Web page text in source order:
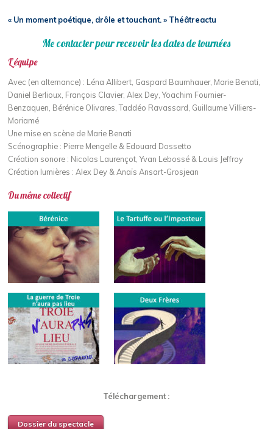
« Un moment poétique, drôle et touchant. » Théâtreactu
Me contacter pour recevoir les dates de tournées
L’équipe
Avec (en alternance) : Léna Allibert, Gaspard Baumhauer, Marie Benati,
Daniel Berlioux, François Clavier, Alex Dey, Yoachim Fournier-
Benzaquen, Bérénice Olivares, Taddéo Ravassard, Guillaume Villiers-
Moriamé
Une mise en scène de Marie Benati
Scénographie : Pierre Mengelle & Edouard Dossetto
Création sonore : Nicolas Laurençot, Yvan Lebossé & Louis Jeffroy
Création lumières : Alex Dey & Anaïs Ansart-Grosjean
Du même collectif
Téléchargement :
Dossier du spectacle